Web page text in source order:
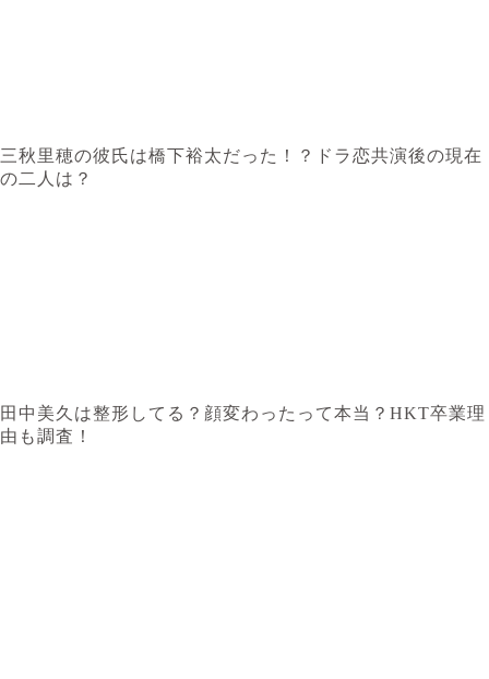
三秋里穂の彼氏は橋下裕太だった！？ドラ恋共演後の現在
の二人は？
田中美久は整形してる？顔変わったって本当？HKT卒業理
由も調査！